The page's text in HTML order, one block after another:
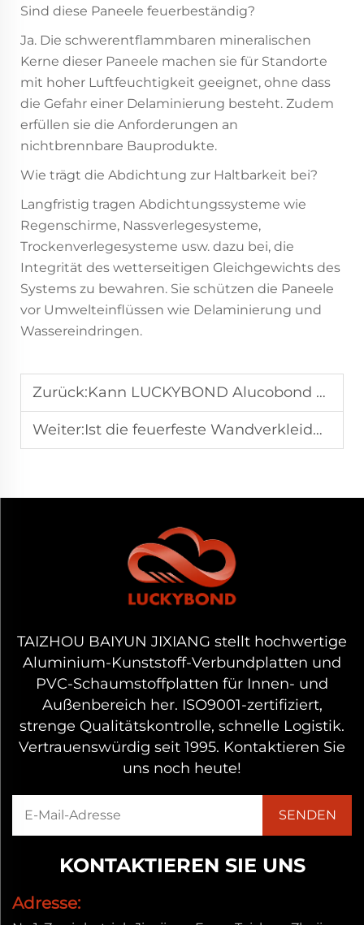
Sind diese Paneele feuerbeständig?
Ja. Die schwerentflammbaren mineralischen
Kerne dieser Paneele machen sie für Standorte
mit hoher Luftfeuchtigkeit geeignet, ohne dass
die Gefahr einer Delaminierung besteht. Zudem
erfüllen sie die Anforderungen an
nichtbrennbare Bauprodukte.
Wie trägt die Abdichtung zur Haltbarkeit bei?
Langfristig tragen Abdichtungssysteme wie
Regenschirme, Nassverlegesysteme,
Trockenverlegesysteme usw. dazu bei, die
Integrität des wetterseitigen Gleichgewichts des
Systems zu bewahren. Sie schützen die Paneele
vor Umwelteinflüssen wie Delaminierung und
Wassereindringen.
Zurück:Kann LUCKYBOND Alucobond an verschiedene Designstile angepasst werden?
Weiter:Ist die feuerfeste Wandverkleidung LUCKYBOND einfach zu installieren und zu pflegen?
TAIZHOU BAIYUN JIXIANG stellt hochwertige
Aluminium-Kunststoff-Verbundplatten und
PVC-Schaumstoffplatten für Innen- und
Außenbereich her. ISO9001-zertifiziert,
strenge Qualitätskontrolle, schnelle Logistik.
Vertrauenswürdig seit 1995. Kontaktieren Sie
uns noch heute!
KONTAKTIEREN SIE UNS
Adresse: